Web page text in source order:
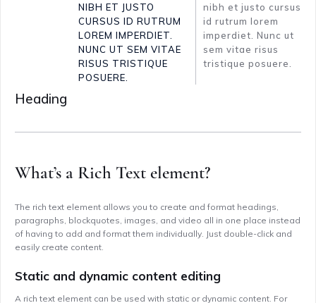
NIBH ET JUSTO
CURSUS ID RUTRUM
LOREM IMPERDIET.
NUNC UT SEM VITAE
RISUS TRISTIQUE
POSUERE.
nibh et justo cursus
id rutrum lorem
imperdiet. Nunc ut
sem vitae risus
tristique posuere.
Heading
What’s a Rich Text element?
The rich text element allows you to create and format headings,
paragraphs, blockquotes, images, and video all in one place instead
of having to add and format them individually. Just double-click and
easily create content.
Static and dynamic content editing
A rich text element can be used with static or dynamic content. For